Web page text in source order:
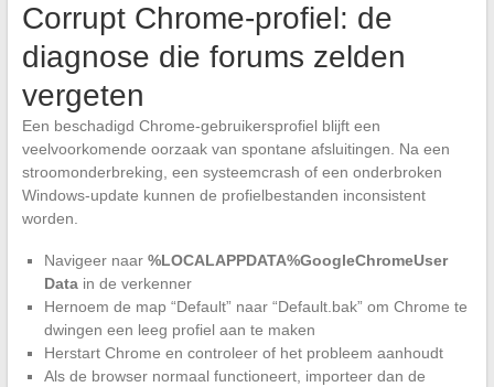
Corrupt Chrome-profiel: de
diagnose die forums zelden
vergeten
Een beschadigd Chrome-gebruikersprofiel blijft een
veelvoorkomende oorzaak van spontane afsluitingen. Na een
stroomonderbreking, een systeemcrash of een onderbroken
Windows-update kunnen de profielbestanden inconsistent
worden.
Navigeer naar %LOCALAPPDATA%GoogleChromeUser
Datain de verkenner
Hernoem de map “Default” naar “Default.bak” om Chrome te
dwingen een leeg profiel aan te maken
Herstart Chrome en controleer of het probleem aanhoudt
Als de browser normaal functioneert, importeer dan de